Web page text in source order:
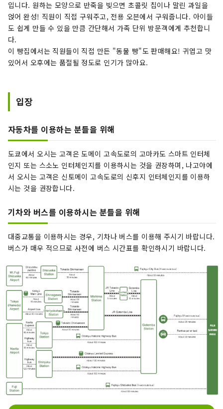
입니다. 원하는 모양으로 반죽을 빚으면 초콜릿 칩이나 말린 과일을
얹어 완성! 직원이 직접 구워주고, 전용 오븐에서 구워줍니다. 아이들
도 쉽게 만들 수 있을 만큼 간단해서 가족 단위 방문객에게 추천합니
다.
이 빵집에서는 직원들이 직접 만든 "동물 빵"도 판매해요! 귀엽고 맛
있어서 오후에는 품절될 정도로 인기가 많아요.
입장
자동차를 이용하는 분들을 위해
도쿄에서 오시는 고객은 도메이 고속도로의 고마카도 스마트 인터체
인지 또는 스소노 인터체인지를 이용하시는 것을 권장하며, 나고야에
서 오시는 고객은 신토메이 고속도로의 신후지 인터체인지를 이용하
시는 것을 권장합니다.
기차와 버스를 이용하시는 분들을 위해
대중교통을 이용하시는 경우, 기차나 버스를 이용해 주시기 바랍니다.
버스가 매우 적으므로 사전에 버스 시간표를 확인하시기 바랍니다.